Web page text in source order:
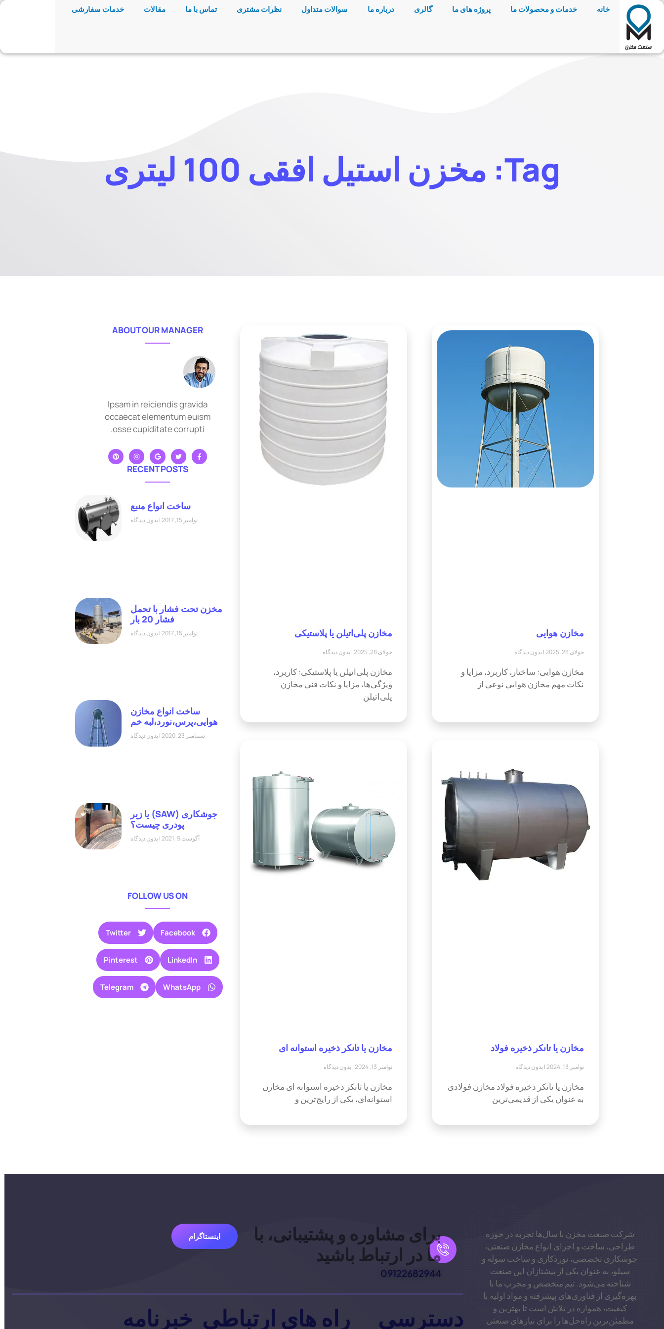
خانه خدمات و محصولات ما پروژه های ما گالری درباره ما سوالات متداول نظرات مشتری تماس با ما مقالات خدمات سفارشی
Tag: مخزن استیل افقی 100 لیتری
مخازن هوایی
جولای 28, 2025 بدون دیدگاه
مخازن هوایی: ساختار، کاربرد، مزایا و
نکات مهم مخازن هوایی نوعی از
مخازن پلی‌اتیلن یا پلاستیکی
جولای 28, 2025 بدون دیدگاه
مخازن پلی‌اتیلن یا پلاستیکی: کاربرد،
ویژگی‌ها، مزایا و نکات فنی مخازن
پلی‌اتیلن
مخازن یا تانکر ذخیره فولاد
نوامبر 13, 2024 بدون دیدگاه
مخازن یا تانکر ذخیره فولاد مخازن فولادی
به عنوان یکی از قدیمی‌ترین
مخازن یا تانکر ذخیره استوانه ای
نوامبر 13, 2024 بدون دیدگاه
مخازن یا تانکر ذخیره استوانه ای مخازن
استوانه‌ای، یکی از رایج‌ترین و
ABOUT OUR MANAGER
Ipsam in reiciendis gravida
occaecat elementum euism
osse cupiditate corrupti.
RECENT POSTS
ساخت انواع منبع
نوامبر 15, 2017 بدون دیدگاه
مخزن تحت فشار با تحمل
فشار 20 بار
نوامبر 15, 2017 بدون دیدگاه
ساخت انواع مخازن
هوایی،پرس،نورد،لبه خم
سپتامبر 23, 2020 بدون دیدگاه
جوشکاری (SAW) یا زیر
پودری چیست؟
آگوست 9, 2021 بدون دیدگاه
FOLLOW US ON
Facebook
Twitter
LinkedIn
Pinterest
WhatsApp
Telegram
شرکت صنعت مخزن با سال‌ها تجربه در حوزه
طراحی، ساخت و اجرای انواع مخازن صنعتی،
جوشکاری تخصصی، نوردکاری و ساخت سوله و
سیلو، به عنوان یکی از پیشتازان این صنعت
شناخته می‌شود. تیم متخصص و مجرب ما با
بهره‌گیری از فناوری‌های پیشرفته و مواد اولیه با
کیفیت، همواره در تلاش است تا بهترین و
مطمئن‌ترین راه‌حل‌ها را برای نیازهای صنعتی
برای مشاوره و پشتیبانی، با
ما در ارتباط باشید
09122682944
اینستاگرام
دسترسی راه های ارتباطی خبرنامه